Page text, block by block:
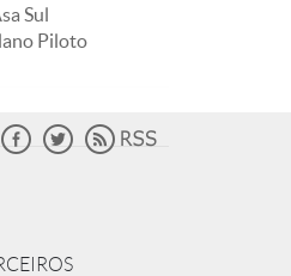
Sul
Piloto